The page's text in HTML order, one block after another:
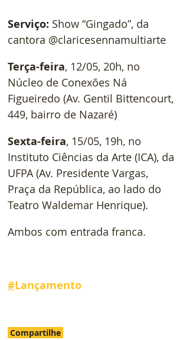
Serviço: Show “Gingado”, da
cantora @claricesennamultiarte
Terça-feira, 12/05, 20h, no
Núcleo de Conexões Ná
Figueiredo (Av. Gentil Bittencourt,
449, bairro de Nazaré)
Sexta-feira, 15/05, 19h, no
Instituto Ciências da Arte (ICA), da
UFPA (Av. Presidente Vargas,
Praça da República, ao lado do
Teatro Waldemar Henrique).
Ambos com entrada franca.
#Lançamento
Compartilhe